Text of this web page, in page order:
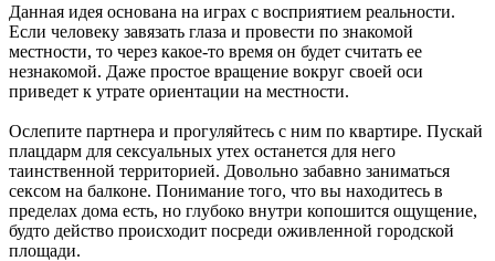
Данная идея основана на играх с восприятием реальности.
Если человеку завязать глаза и провести по знакомой
местности, то через какое-то время он будет считать ее
незнакомой. Даже простое вращение вокруг своей оси
приведет к утрате ориентации на местности.
Ослепите партнера и прогуляйтесь с ним по квартире. Пускай
плацдарм для сексуальных утех останется для него
таинственной территорией. Довольно забавно заниматься
сексом на балконе. Понимание того, что вы находитесь в
пределах дома есть, но глубоко внутри копошится ощущение,
будто действо происходит посреди оживленной городской
площади.